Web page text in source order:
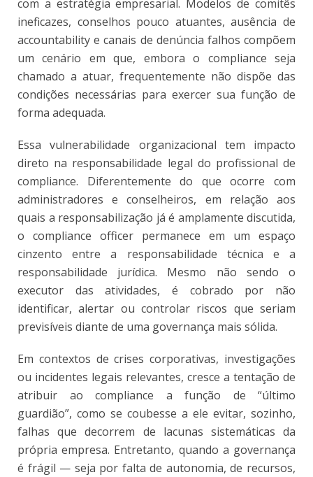
com a estratégia empresarial. Modelos de comitês
ineficazes, conselhos pouco atuantes, ausência de
accountability e canais de denúncia falhos compõem
um cenário em que, embora o compliance seja
chamado a atuar, frequentemente não dispõe das
condições necessárias para exercer sua função de
forma adequada.
Essa vulnerabilidade organizacional tem impacto
direto na responsabilidade legal do profissional de
compliance. Diferentemente do que ocorre com
administradores e conselheiros, em relação aos
quais a responsabilização já é amplamente discutida,
o compliance officer permanece em um espaço
cinzento entre a responsabilidade técnica e a
responsabilidade jurídica. Mesmo não sendo o
executor das atividades, é cobrado por não
identificar, alertar ou controlar riscos que seriam
previsíveis diante de uma governança mais sólida.
Em contextos de crises corporativas, investigações
ou incidentes legais relevantes, cresce a tentação de
atribuir ao compliance a função de “último
guardião”, como se coubesse a ele evitar, sozinho,
falhas que decorrem de lacunas sistemáticas da
própria empresa. Entretanto, quando a governança
é frágil — seja por falta de autonomia, de recursos,